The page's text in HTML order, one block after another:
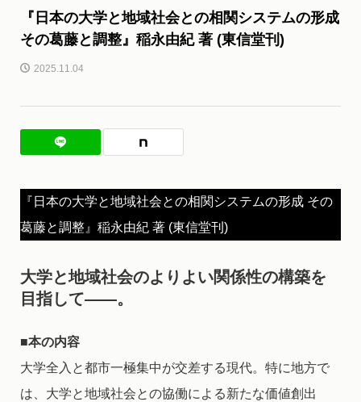
『日本の大学と地域社会との相関システムの形成
その葛藤と調整』稲永由紀 著 (東信堂刊)
2025.11.04
『日本の大学と地域社会との相関システムの形成 その
葛藤と調整』稲永由紀 著 (東信堂刊)
大学と地域社会のよりよい関係性の構築を
目指して――。
■本の内容
大学全入と都市一極集中が交差する現代。特に地方で
は、大学と地域社会との協働による新たな価値創出